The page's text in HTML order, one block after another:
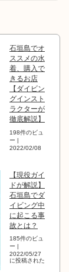
石垣島でオ
ススメの水
着、購入で
きるお店
【ダイビン
グインスト
ラクターが
徹底解説】
198件のビュ
ー |
2022/02/08
【現役ガイ
ドが解説】
石垣島でダ
イビング中
に起こる事
故とは？
185件のビュ
ー
2022/05/27
に投稿された